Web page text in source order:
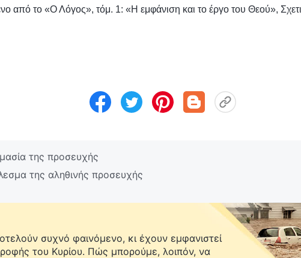
από το «Ο Λόγος», τόμ. 1: «Η εμφάνιση και το έργο του Θεού»,
της προσευχής
της αληθινής προσευχής
συχνό φαινόμενο, κι έχουν εμφανιστεί
του Κυρίου. Πώς μπορούμε, λοιπόν, να